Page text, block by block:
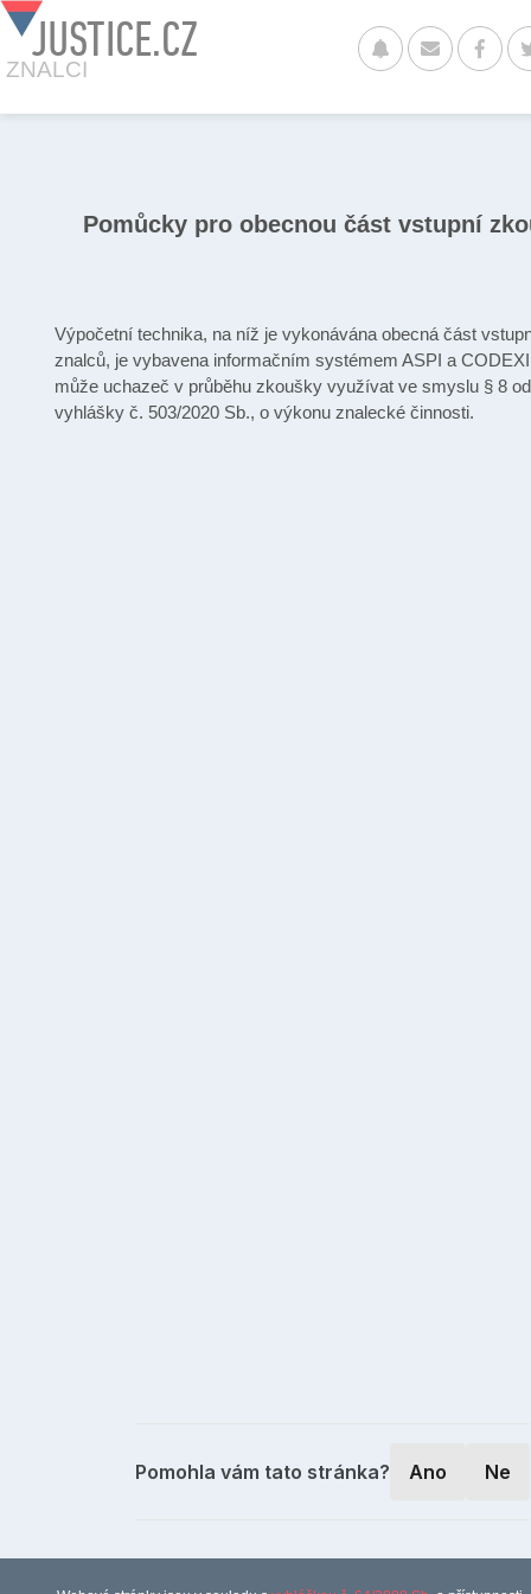
JUSTICE.CZ
ZNALCI
Pomůcky pro obecnou část vstupní
Výpočetní technika, na níž je vykonávána obecná část
znalců, je vybavena informačním systémem ASPI a
může uchazeč v průběhu zkoušky využívat ve smyslu § 8
vyhlášky č. 503/2020 Sb., o výkonu znalecké činnosti.
Pomohla vám tato stránka? Ano Ne